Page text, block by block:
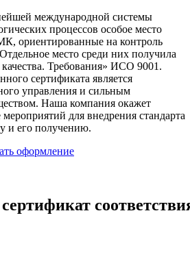
международной системы
процессов особое место
ориентированные на контроль
место среди них получила
Требования» ИСО 9001.
сертификата является
управления и сильным
Наша компания окажет
для внедрения стандарта
и его получению.
оформление